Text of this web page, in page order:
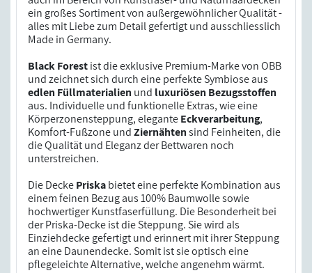
ein großes Sortiment von außergewöhnlicher Qualität -
alles mit Liebe zum Detail gefertigt und ausschliesslich
Made in Germany.
Black Forestist die exklusive Premium-Marke von OBB
und zeichnet sich durch eine perfekte Symbiose aus
edlen Füllmaterialien und luxuriösen Bezugsstoffen
aus. Individuelle und funktionelle Extras, wie eine
Körperzonensteppung, eleganteEckverarbeitung,
Komfort-Fußzone undZiernähtensind Feinheiten, die
die Qualität und Eleganz der Bettwaren noch
unterstreichen.
Die DeckePriskabietet eine perfekte Kombination aus
einem feinen Bezug aus 100% Baumwolle sowie
hochwertiger Kunstfaserfüllung. Die Besonderheit bei
der Priska-Decke ist die Steppung. Sie wird als
Einziehdecke gefertigt und erinnert mit ihrer Steppung
an eine Daunendecke. Somit ist sie optisch eine
pflegeleichte Alternative, welche angenehm wärmt.